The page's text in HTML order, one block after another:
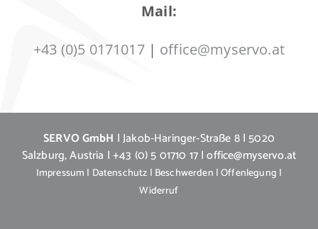
Mail:
+43 (0)5 0171017| office@myservo.at
SERVO GmbH | Jakob-Haringer-Straße 8 | 5020
Salzburg, Austria | +43 (0) 5 01710 17 | office@myservo.at
Impressum | Datenschutz | Beschwerden |Offenlegung |
Widerruf